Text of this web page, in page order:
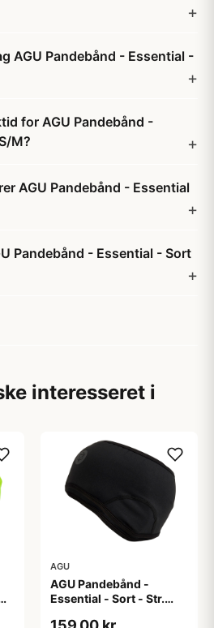
AGU Pandebånd - Essential -
for AGU Pandebånd -
M?
AGU Pandebånd - Essential
Pandebånd - Essential - Sort
interesseret i
AGU
AGU Pandebånd -
Essential - Sort - Str.